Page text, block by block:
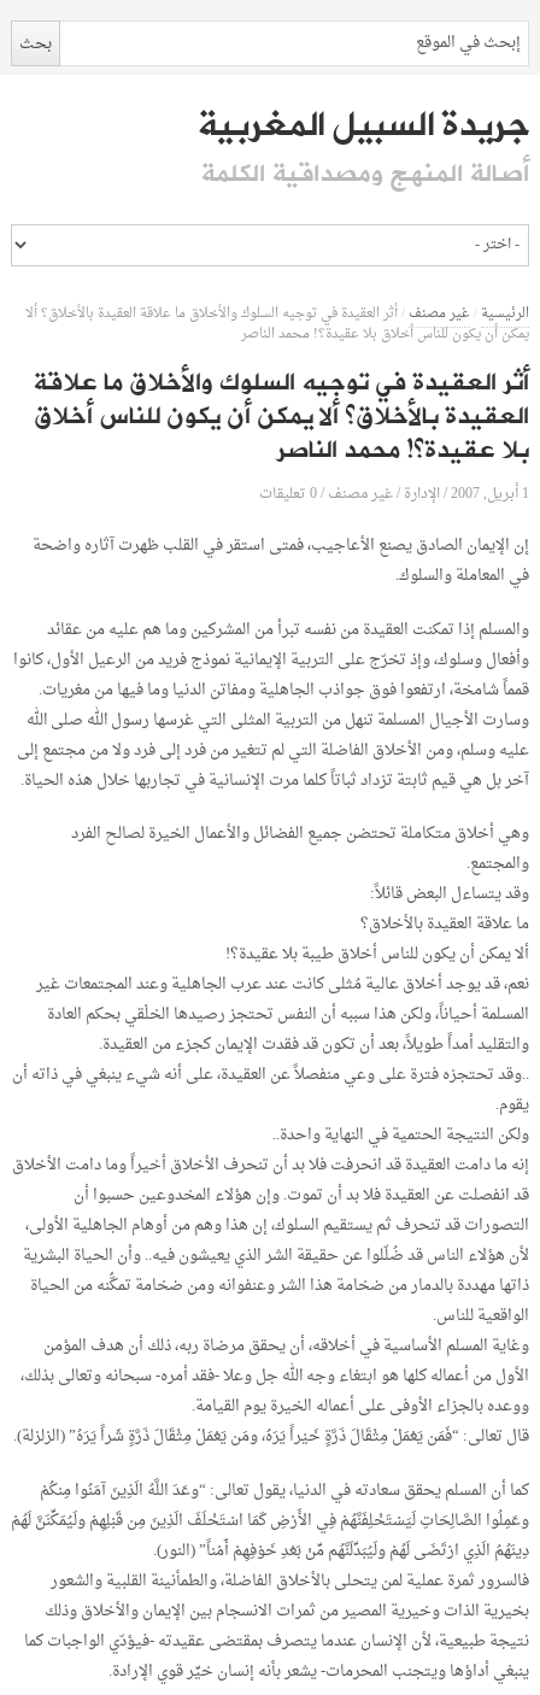
جريدة السبيل المغربية
أصالة المنهج ومصداقية الكلمة
الرئيسية/غير مصنف/أثر العقيدة في توجيه السلوك والأخلاق ما علاقة العقيدة بالأخلاق؟ ألا
يمكن أن يكون للناس أخلاق بلا عقيدة؟! محمد الناصر
أثر العقيدة في توجيه السلوك والأخلاق ما علاقة
العقيدة بالأخلاق؟ ألا يمكن أن يكون للناس أخلاق
بلا عقيدة؟! محمد الناصر
1 أبريل, 2007 /الإدارة/غير مصنف/0 تعليقات
إن الإيمان الصادق يصنع الأعاجيب، فمتى استقر في القلب ظهرت آثاره واضحة
في المعاملة والسلوك.
والمسلم إذا تمكنت العقيدة من نفسه تبرأ من المشركين وما هم عليه من عقائد
وأفعال وسلوك، وإذ تخرّج على التربية الإيمانية نموذج فريد من الرعيل الأول، كانوا
قمماً شامخة، ارتفعوا فوق جواذب الجاهلية ومفاتن الدنيا وما فيها من مغريات.
وسارت الأجيال المسلمة تنهل من التربية المثلى التي غرسها رسول الله صلى الله
عليه وسلم، ومن الأخلاق الفاضلة التي لم تتغير من فرد إلى فرد ولا من مجتمع إلى
آخر بل هي قيم ثابتة تزداد ثباتاً كلما مرت الإنسانية في تجاربها خلال هذه الحياة.
وهي أخلاق متكاملة تحتضن جميع الفضائل والأعمال الخيرة لصالح الفرد
والمجتمع.
وقد يتساءل البعض قائلاً:
ما علاقة العقيدة بالأخلاق؟
ألا يمكن أن يكون للناس أخلاق طيبة بلا عقيدة؟!
نعم، قد يوجد أخلاق عالية مُثلى كانت عند عرب الجاهلية وعند المجتمعات غير
المسلمة أحياناً، ولكن هذا سببه أن النفس تحتجز رصيدها الخلْقي بحكم العادة
والتقليد أمداً طويلاً، بعد أن تكون قد فقدت الإيمان كجزء من العقيدة.
..وقد تحتجزه فترة على وعي منفصلاً عن العقيدة، على أنه شيء ينبغي في ذاته أن
يقوم.
ولكن النتيجة الحتمية في النهاية واحدة..
إنه ما دامت العقيدة قد انحرفت فلا بد أن تنحرف الأخلاق أخيراً وما دامت الأخلاق
قد انفصلت عن العقيدة فلا بد أن تموت. وإن هؤلاء المخدوعين حسبوا أن
التصورات قد تنحرف ثم يستقيم السلوك، إن هذا وهم من أوهام الجاهلية الأولى،
لأن هؤلاء الناس قد ضُلّلوا عن حقيقة الشر الذي يعيشون فيه.. وأن الحياة البشرية
ذاتها مهددة بالدمار من ضخامة هذا الشر وعنفوانه ومن ضخامة تمكُّنه من الحياة
الواقعية للناس.
وغاية المسلم الأساسية في أخلاقه، أن يحقق مرضاة ربه، ذلك أن هدف المؤمن
الأول من أعماله كلها هو ابتغاء وجه الله جل وعلا -فقد أمره- سبحانه وتعالى بذلك،
ووعده بالجزاء الأوفى على أعماله الخيرة يوم القيامة.
قال تعالى: “فَمَن يَعْمَلْ مِثْقَالَ ذَرَّةٍ خَيْراً يَرَهُ، ومَن يَعْمَلْ مِثْقَالَ ذَرَّةٍ شَراً يَرَهُ” (الزلزلة).
كما أن المسلم يحقق سعادته في الدنيا، يقول تعالى: “وعَدَ اللَّهُ الَذِينَ آمَنُوا مِنكُمْ
وعَمِلُوا الصَّالِحَاتِ لَيَسْتَخْلِفَنَّهُمْ فِي الأَرْضِ كَمَا اسْتَخْلَفَ الَذِينَ مِن قَبْلِهِمْ ولَيُمَكِّنَنَّ لَهُمْ
دِينَهُمُ الَذِي ارْتَضَى لَهُمْ ولَيُبَدِّلَنَّهُم مِّنْ بَعْدِ خَوْفِهِمْ أَمْناً” (النور).
فالسرور ثمرة عملية لمن يتحلى بالأخلاق الفاضلة، والطمأنينة القلبية والشعور
بخيرية الذات وخيرية المصير من ثمرات الانسجام بين الإيمان والأخلاق وذلك
نتيجة طبيعية، لأن الإنسان عندما يتصرف بمقتضى عقيدته -فيؤدّي الواجبات كما
ينبغي أداؤها ويتجنب المحرمات- يشعر بأنه إنسان خيِّر قوي الإرادة.